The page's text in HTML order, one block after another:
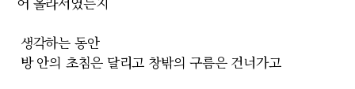
생각하는 동안
방 안의 초침은 달리고 창밖의 구름은 건너가고